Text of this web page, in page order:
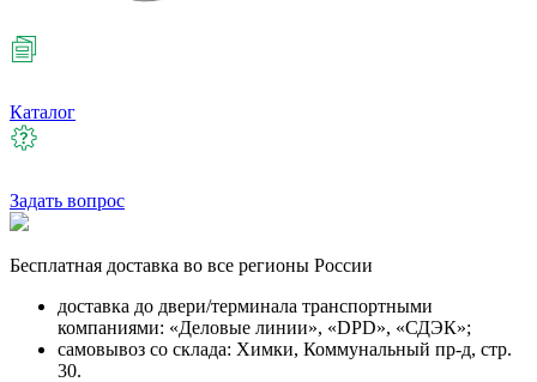
Каталог
Задать вопрос
Бесплатная доставка во все регионы России
доставка до двери/терминала транспортными
компаниями: «Деловые линии», «DPD», «СДЭК»;
самовывоз со склада: Химки, Коммунальный пр-д, стр.
30.